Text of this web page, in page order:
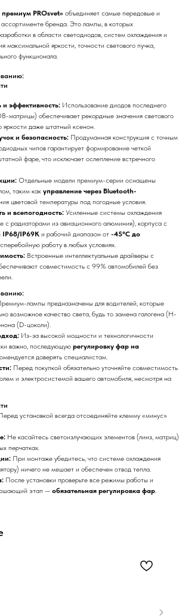
PROsvet» объединяет самые передовые и
бренда. Это лампы, в которых
в области светодиодов, систем охлаждения и
максимальной яркости, точности светового пучка,
функционала.
эффективность: Использование диодов последнего
матрицы) обеспечивает рекордные значения светового
яркости даже штатный ксенон.
и безопасность: Продуманная конструкция с точным
чипов гарантирует формирование четкой
фаре, что исключает ослепление встречного
Отдельные модели премиум-серии оснащены
таким как управление через Bluetooth-
цветовой температуры под погодные условия.
и всепогодность: Усиленные системы охлаждения
с радиаторами из авиационного алюминия), корпуса с
IP68/IP69K и рабочий диапазон от -45°C до
работу в любых условиях.
Встроенные интеллектуальные драйверы с
совместимость с 99% автомобилей без
лампы предназначены для водителей, которые
возможное качество света, будь то замена галогена (H-
(D-цоколи).
Из-за высокой мощности и технологичности
важно, последующую регулировку фар на
доверять специалистам.
Перед покупкой обязательно уточняйте совместимость
и электросистемой вашего автомобиля, несмотря на
установкой всегда отсоединяйте клемму «минус»
Не касайтесь светоизлучающих элементов (линз, матриц)
перчатках.
При монтаже убедитесь, что системе охлаждения
ничего не мешает и обеспечен отвод тепла.
После установки проверьте все режимы работы и
этап — обязательная регулировка фар.